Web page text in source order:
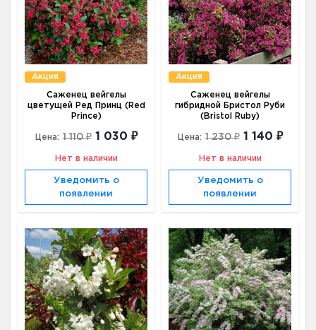
Акция
Саженец вейгелы
цветущей Ред Принц (Red
Prince)
Цена: 1 110 ₽ 1 030 ₽
Нет в наличии
Уведомить о
появлении
Акция
Саженец вейгелы
гибридной Бристол Руби
(Bristol Ruby)
Цена: 1 230 ₽ 1 140 ₽
Нет в наличии
Уведомить о
появлении